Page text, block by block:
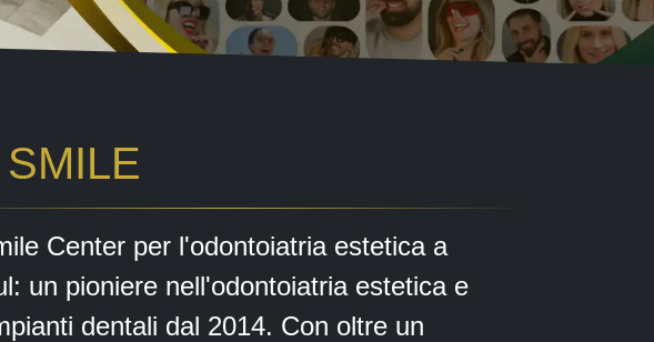
Center per l'odontoiatria estetica a
un pioniere nell'odontoiatria estetica e
dentali dal 2014. Con oltre un